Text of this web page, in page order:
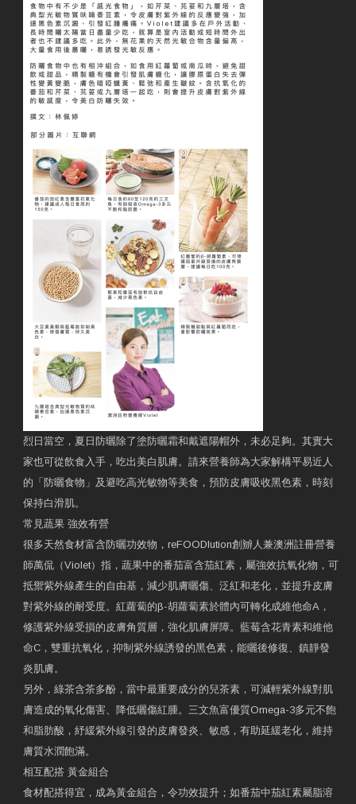
烈日當空，夏日防曬除了塗防曬霜和戴遮陽帽外，未必足夠。其實大
家也可從飲食入手，吃出美白肌膚。請來營養師為大家解構平易近人
的「防曬食物」及避吃高光敏物等美食，預防皮膚吸收黑色素，時刻
保持白滑肌。
常見蔬果 強效有營
很多天然食材富含防曬功效物，reFOODlution創辧人兼澳洲註冊營養
師萬侃（Violet）指，蔬果中的番茄富含茄紅素，屬強效抗氧化物，可
抵禦紫外線產生的自由基，減少肌膚曬傷、泛紅和老化，並提升皮膚
對紫外線的耐受度。紅蘿蔔的β-胡蘿蔔素於體內可轉化成維他命A，
修護紫外線受損的皮膚角質層，強化肌膚屏障。藍莓含花青素和維他
命C，雙重抗氧化，抑制紫外線誘發的黑色素，能曬後修復、鎮靜發
炎肌膚。
另外，綠茶含茶多酚，當中最重要成分的兒茶素，可減輕紫外線對肌
膚造成的氧化傷害、降低曬傷紅腫。三文魚富優質Omega-3多元不飽
和脂肪酸，紓緩紫外線引發的皮膚發炎、敏感，有助延緩老化，維持
膚質水潤飽滿。
相互配搭 黃金組合
食材配搭得宜，成為黃金組合，令功效提升；如番茄中茄紅素屬脂溶